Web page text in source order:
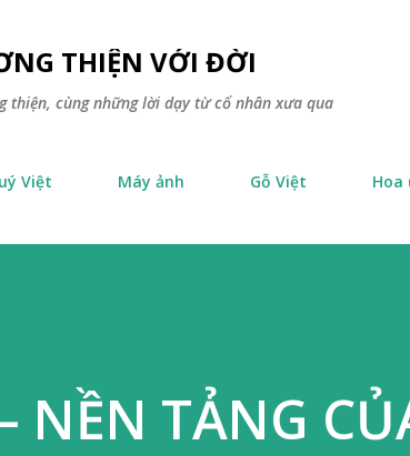
THIỆN VỚI ĐỜI
thiện, cùng những lời dạy từ cổ nhân xưa qua
Việt Máy ảnh Gỗ Việt Hoa
NỀN TẢNG